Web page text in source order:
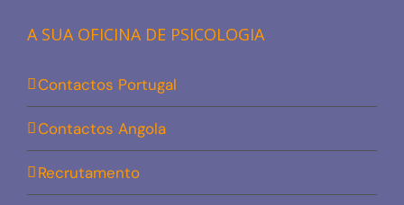
A SUA OFICINA DE PSICOLOGIA
Contactos Portugal
Contactos Angola
Recrutamento